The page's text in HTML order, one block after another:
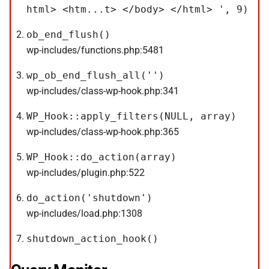
html> <htm...t> </body> </html> ', 9)
ob_end_flush()
wp-includes/functions.php:5481
wp_ob_end_flush_all('')
wp-includes/class-wp-hook.php:341
WP_Hook::apply_filters(NULL, array)
wp-includes/class-wp-hook.php:365
WP_Hook::do_action(array)
wp-includes/plugin.php:522
do_action('shutdown')
wp-includes/load.php:1308
shutdown_action_hook()